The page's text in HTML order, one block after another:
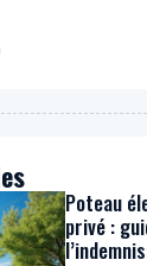
Poteau
privé :